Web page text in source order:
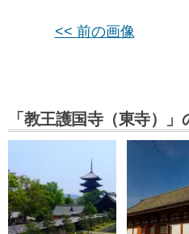
<< 前の画像
「教王護国寺（東寺）」